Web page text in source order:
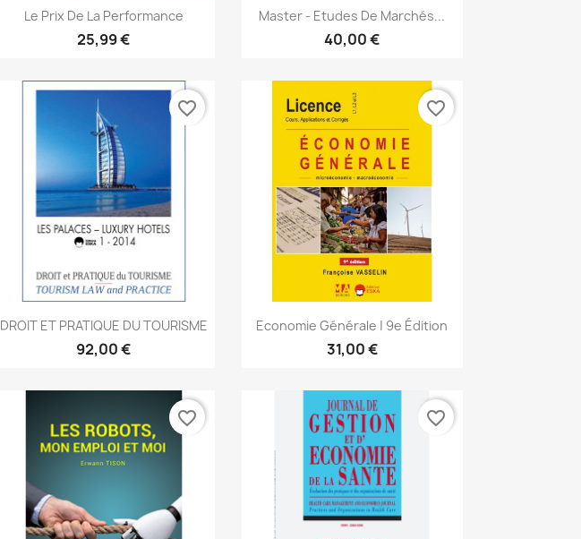
 Aperçu rapide
Le Prix De La Performance
25,99 €
Aperçu rapide
Master - Etudes De Marchés...
40,00 €
Aperçu rapide
DROIT ET PRATIQUE DU TOURISME
92,00 €
favorite_border
Aperçu rapide
Economie Générale | 9e Édition
31,00 €
favorite_border
favorite_border favorite_border